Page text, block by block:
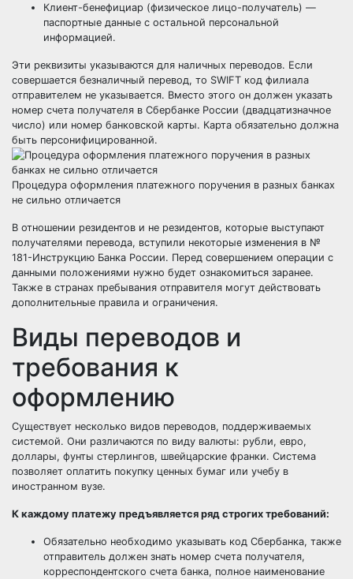
Клиент-бенефициар (физическое лицо-получатель) —
паспортные данные с остальной персональной
информацией.
Эти реквизиты указываются для наличных переводов. Если
совершается безналичный перевод, то SWIFT код филиала
отправителем не указывается. Вместо этого он должен указать
номер счета получателя в Сбербанке России (двадцатизначное
число) или номер банковской карты. Карта обязательно должна
быть персонифицированной.
Процедура оформления платежного поручения в разных банках
не сильно отличается
В отношении резидентов и не резидентов, которые выступают
получателями перевода, вступили некоторые изменения в №
181-Инструкцию Банка России. Перед совершением операции с
данными положениями нужно будет ознакомиться заранее.
Также в странах пребывания отправителя могут действовать
дополнительные правила и ограничения.
Виды переводов и
требования к
оформлению
Существует несколько видов переводов, поддерживаемых
системой. Они различаются по виду валюты: рубли, евро,
доллары, фунты стерлингов, швейцарские франки. Система
позволяет оплатить покупку ценных бумаг или учебу в
иностранном вузе.
К каждому платежу предъявляется ряд строгих требований:
Обязательно необходимо указывать код Сбербанка, также
отправитель должен знать номер счета получателя,
корреспондентского счета банка, полное наименование